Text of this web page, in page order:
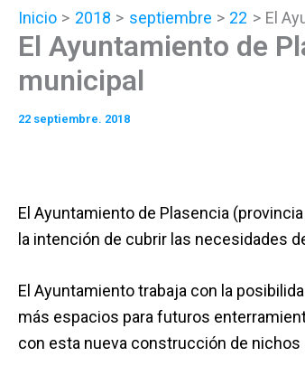
Inicio 2018 septiembre 22 El
El Ayuntamiento de
municipal
22 septiembre. 2018
El Ayuntamiento de Plasencia
la intención de cubrir las necesidades
El Ayuntamiento trabaja con la
más espacios para futuros
con esta nueva construcción de nichos